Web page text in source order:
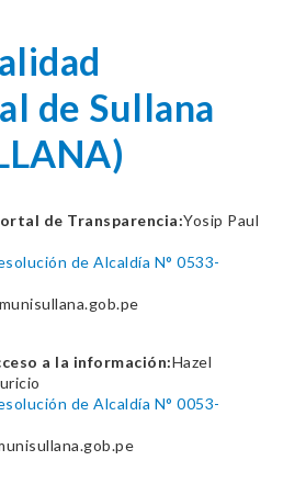
de Sullana
de Transparencia:Yosip Paul
de Alcaldía N° 0533-
a la información:Hazel
de Alcaldía N° 0053-